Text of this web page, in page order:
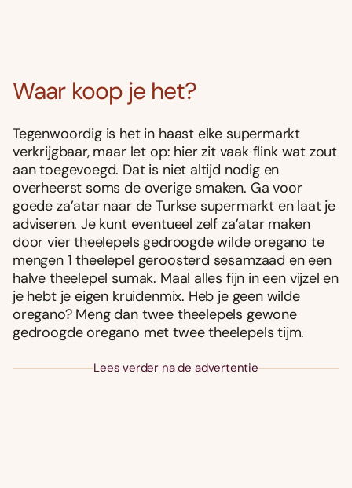
Waar koop je het?
Tegenwoordig is het in haast elke supermarkt
verkrijgbaar, maar let op: hier zit vaak flink wat zout
aan toegevoegd. Dat is niet altijd nodig en
overheerst soms de overige smaken. Ga voor
goede za’atar naar de Turkse supermarkt en laat je
adviseren. Je kunt eventueel zelf za’atar maken
door vier theelepels gedroogde wilde oregano te
mengen 1 theelepel geroosterd sesamzaad en een
halve theelepel sumak. Maal alles fijn in een vijzel en
je hebt je eigen kruidenmix. Heb je geen wilde
oregano? Meng dan twee theelepels gewone
gedroogde oregano met twee theelepels tijm.
Lees verder na de advertentie